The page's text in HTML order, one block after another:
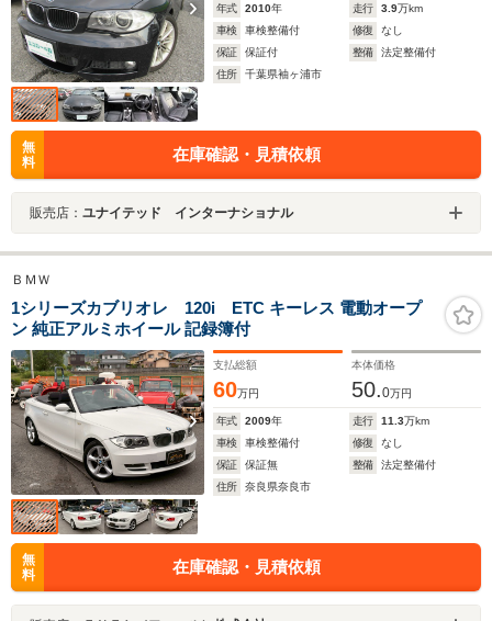
年式 2010年 走行 3.9万km
車検
車検整備付 修復
なし
保証
保証付 整備
法定整備付
住所
千葉県袖ヶ浦市
無
料
在庫確認・見積依頼
販売店： ユナイテッド インターナショナル
ＢＭＷ
1シリーズカブリオレ 120i ETC キーレス 電動オープ
ン 純正アルミホイール 記録簿付
支払総額
60万円
本体価格
50.0万円
年式 2009年 走行 11.3万km
車検
車検整備付 修復
なし
保証
保証無 整備
法定整備付
住所
奈良県奈良市
無
料
在庫確認・見積依頼